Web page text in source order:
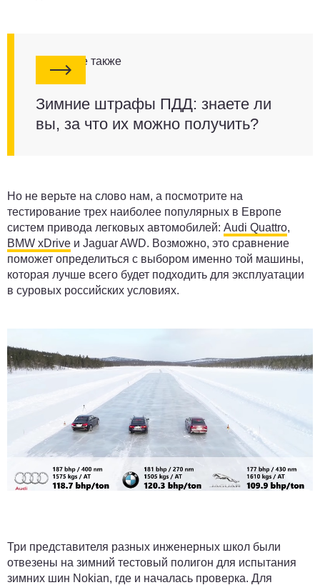
Смотрите также
Зимние штрафы ПДД: знаете ли
вы, за что их можно получить?
Но не верьте на слово нам, а посмотрите на
тестирование трех наиболее популярных в Европе
систем привода легковых автомобилей: Audi Quattro,
BMW xDrive и Jaguar AWD. Возможно, это сравнение
поможет определиться с выбором именно той машины,
которая лучше всего будет подходить для эксплуатации
в суровых российских условиях.
Три представителя разных инженерных школ были
отвезены на зимний тестовый полигон для испытания
зимних шин Nokian, где и началась проверка. Для